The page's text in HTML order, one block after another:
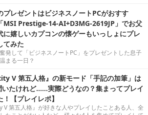
プレゼントはビジネスノートPCがおすす
MSI Prestige-14-AI+D3MG-2619JP」でお父
に嬉しいカプコンの懐ゲーもいっしょにプレ
てみた
発して「ビジネスノートPC」をプレゼントした息子
まる一日？
V 第五人格』の新モード「手記の加筆」は
いたけれど……実際どうなの？集まってプレイ
！【プレイレポ】
V 第五人格』が好きな人やプレイしたことある人、全